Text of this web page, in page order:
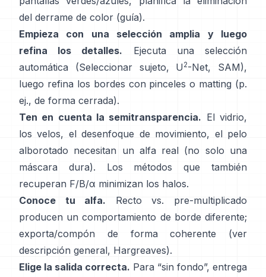
del derrame de color (guía).
Empieza con una selección amplia y luego
refina los detalles. Ejecuta una selección
automática (Seleccionar sujeto,
U2-Net, SAM),
luego refina los bordes con pinceles o matting (p.
ej., de forma cerrada).
Ten en cuenta la semitransparencia. El vidrio,
los velos, el desenfoque de movimiento, el pelo
alborotado necesitan un alfa real (no solo una
máscara dura). Los métodos que también
recuperan F/B/α minimizan los halos.
Conoce tu alfa.
Recto vs. pre-multiplicado
producen un comportamiento de borde diferente;
exporta/compón de forma coherente (ver
descripción general, Hargreaves).
Elige la salida correcta. Para “sin fondo”, entrega